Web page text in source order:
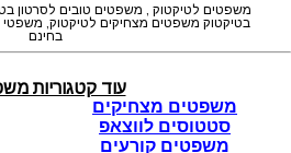
משפטים לטיקטוק , משפטים טובים לסרטון
בטיקטוק משפטים מצחיקים לטיקטוק, משפטי
בחינם
עוד קטגוריות
משפטים מצחיקים
סטטוסים לווצאפ
משפטים קורעים